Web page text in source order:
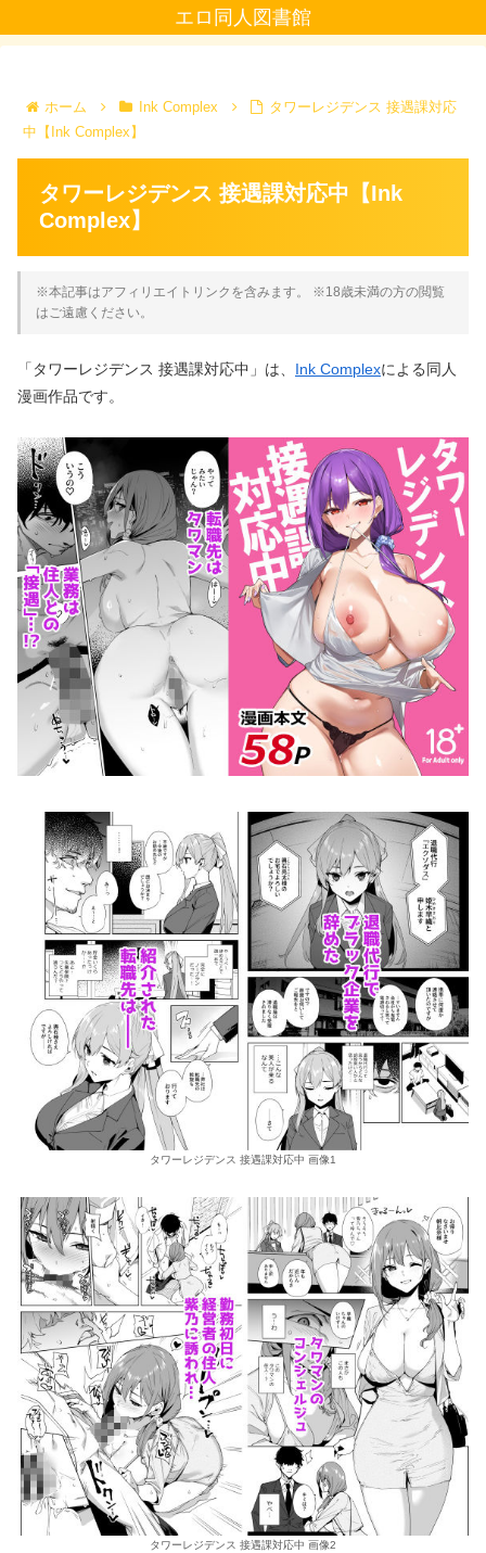
エロ同人図書館
ホーム Ink Complex
タワーレジデンス 接遇課対応
中【Ink Complex】
タワーレジデンス 接遇課対応中【Ink
Complex】
※本記事はアフィリエイトリンクを含みます。 ※18歳未満の方の閲覧
はご遠慮ください。
「タワーレジデンス 接遇課対応中」は、 Ink Complexによる同人
漫画作品です。
タワーレジデンス 接遇課対応中 画像1
タワーレジデンス 接遇課対応中 画像2